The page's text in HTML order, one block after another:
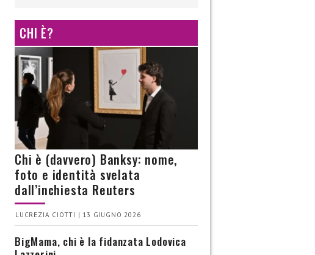
CHI È?
Chi è (davvero) Banksy: nome,
foto e identità svelata
dall’inchiesta Reuters
LUCREZIA CIOTTI | 13 GIUGNO 2026
BigMama, chi è la fidanzata Lodovica